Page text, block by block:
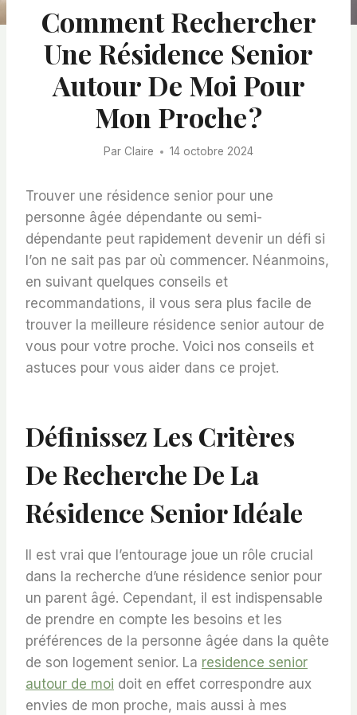
Comment Rechercher
Une Résidence Senior
Autour De Moi Pour
Mon Proche ?
Par Claire 14 octobre 2024
Trouver une résidence senior pour une
personne âgée dépendante ou semi-
dépendante peut rapidement devenir un défi si
l’on ne sait pas par où commencer. Néanmoins,
en suivant quelques conseils et
recommandations, il vous sera plus facile de
trouver la meilleure résidence senior autour de
vous pour votre proche. Voici nos conseils et
astuces pour vous aider dans ce projet.
Définissez Les Critères
De Recherche De La
Résidence Senior Idéale
Il est vrai que l’entourage joue un rôle crucial
dans la recherche d’une résidence senior pour
un parent âgé. Cependant, il est indispensable
de prendre en compte les besoins et les
préférences de la personne âgée dans la quête
de son logement senior. La residence senior
autour de moi doit en effet correspondre aux
envies de mon proche, mais aussi à mes